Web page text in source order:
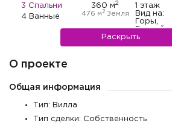
3 Спальни
4 Ванные
360 м2
476 м 2Земля
1 этаж
Вид на:
Горы,
Бассейн,
Сад
4 Ванные
Сад
3 Спальни
4 Ванные
486 м Земля
Вид на:
Раскрыть
О проекте
Общая информация
Тип: Вилла
Тип сделки: Собственность